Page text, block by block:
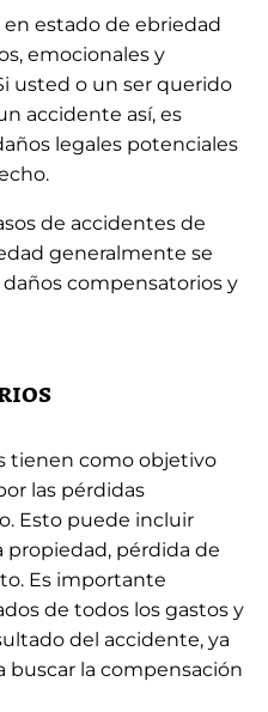
estado de ebriedad
emocionales y
usted o un ser querido
accidente así, es
legales potenciales
de accidentes de
generalmente se
compensatorios y
tienen como objetivo
las pérdidas
Esto puede incluir
propiedad, pérdida de
Es importante
de todos los gastos y
del accidente, ya
buscar la compensación